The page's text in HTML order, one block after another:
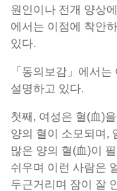
원인이나 전개 양상
에서는 이점에 착안
있다.
「동의보감」에서
설명하고 있다.
첫째, 여성은 혈(血)
양의 혈이 소모되며,
많은 양의 혈(血)이
쉬우며 이런 사람은
두근거리며 잠이 잘